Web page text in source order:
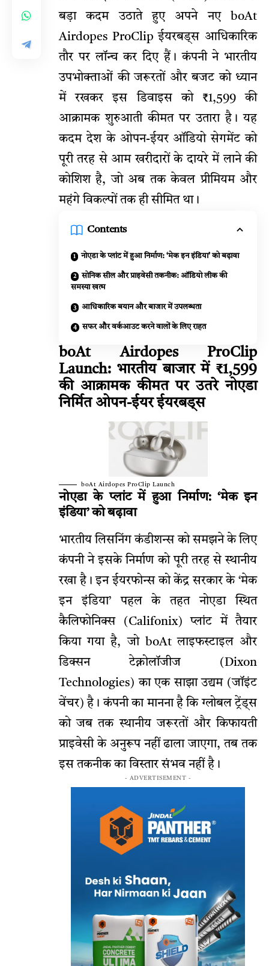
बड़ा कदम उठाते हुए अपने नए boAt
Airdopes ProClip ईयरबड्स आधिकारिक
तौर पर लॉन्च कर दिए हैं। कंपनी ने भारतीय
उपभोक्ताओं की जरूरतों और बजट को ध्यान
में रखकर इस डिवाइस को ₹1,599 की
आक्रामक शुरुआतीकीमतपर उतारा है। यह
कदम देश के ओपन-ईयर ऑडियो सेगमेंट को
पूरी तरह से आम खरीदारों के दायरे में लाने की
कोशिश है, जो अब तक केवल प्रीमियम और
महंगे विकल्पों तक ही सीमित था।
Contents
नोएडा के प्लांट में हुआ निर्माण: ‘मेक इन इंडिया’ को बढ़ावा
सोनिक सील और प्राइवेसी तकनीक: ऑडियो लीक की
समस्या खत्म
आधिकारिक बयान और बाजार में उपलब्धता
सफर और वर्कआउट करने वालों के लिए राहत
boAt Airdopes ProClip
Launch: भारतीय बाजार में ₹1,599
की आक्रामक कीमत पर उतरे नोएडा
निर्मित ओपन-ईयर ईयरबड्स
boAt Airdopes ProClip Launch
नोएडा के प्लांट में हुआ निर्माण: ‘मेक इन
इंडिया’ को बढ़ावा
भारतीय लिसनिंग कंडीशन्स को समझने के लिए
कंपनी ने इसके निर्माण को पूरी तरह से स्थानीय
रखा है। इन ईयरफोन्स को केंद्र सरकार के ‘मेक
इन इंडिया’ पहल के तहत नोएडा स्थित
कैलिफोनिक्स (Califonix) प्लांट में तैयार
किया गया है, जो boAt लाइफस्टाइल और
डिक्सन टेक्नोलॉजीज (Dixon
Technologies) का एक साझा उद्यम (जॉइंट
वेंचर) है। कंपनी का मानना है कि ग्लोबल ट्रेंड्स
को जब तक स्थानीय जरूरतों और किफायती
प्राइवेसी के अनुरूप नहीं ढाला जाएगा, तब तक
इस तकनीक का विस्तार संभव नहीं है।
- ADVERTISEMENT -